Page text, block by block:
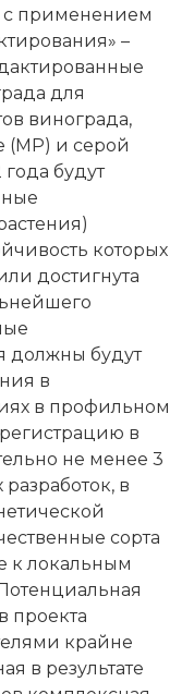
с применением
–
для
винограда,
(МР) и серой
будут
которых
достигнута
должны будут
в
в профильном
регистрацию в
не менее 3
в
сорта
к локальным
проекта
крайне
в результате